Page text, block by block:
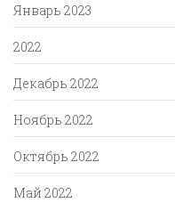
Январь 2023
2022
Декабрь 2022
Ноябрь 2022
Октябрь 2022
Май 2022